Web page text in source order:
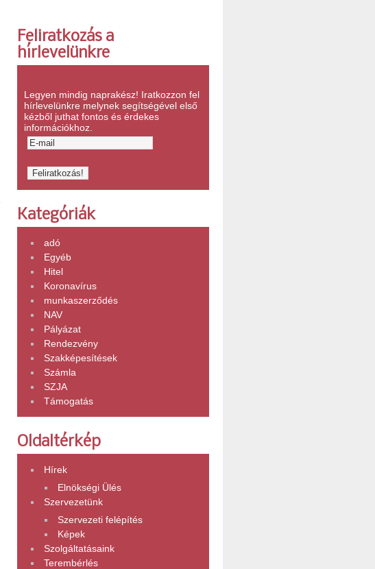
Feliratkozás a
hírlevelünkre
Legyen mindig naprakész! Iratkozzon fel
hírlevelünkre melynek segítségével első
kézből juthat fontos és érdekes
információkhoz.
Kategóriák
adó
Egyéb
Hitel
Koronavírus
munkaszerződés
NAV
Pályázat
Rendezvény
Szakképesítések
Számla
SZJA
Támogatás
Oldaltérkép
Hírek
Elnökségi Ülés
Szervezetünk
Szervezeti felépítés
Képek
Szolgáltatásaink
Terembérlés